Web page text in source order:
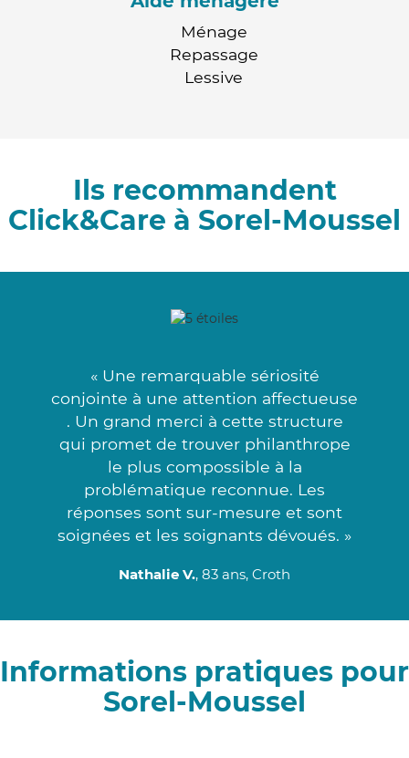
Ménage
Repassage
Lessive
Ils recommandent
Click&Care à Sorel-Moussel
« Une remarquable sériosité
conjointe à une attention affectueuse
. Un grand merci à cette structure
qui promet de trouver philanthrope
le plus compossible à la
problématique reconnue. Les
réponses sont sur-mesure et sont
soignées et les soignants dévoués. »
Nathalie V., 83 ans, Croth
Informations pratiques pour
Sorel-Moussel